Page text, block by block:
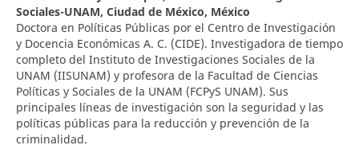
Sociales-UNAM, Ciudad de México, México
Doctora en Políticas Públicas por el Centro de Investigación
y Docencia Económicas A. C. (CIDE). Investigadora de tiempo
completo del Instituto de Investigaciones Sociales de la
UNAM (IISUNAM) y profesora de la Facultad de Ciencias
Políticas y Sociales de la UNAM (FCPyS UNAM). Sus
principales líneas de investigación son la seguridad y las
políticas públicas para la reducción y prevención de la
criminalidad.